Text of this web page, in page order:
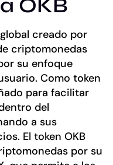
OKB
creado por
criptomonedas
su enfoque
Como token
para facilitar
del
a sus
El token OKB
por su